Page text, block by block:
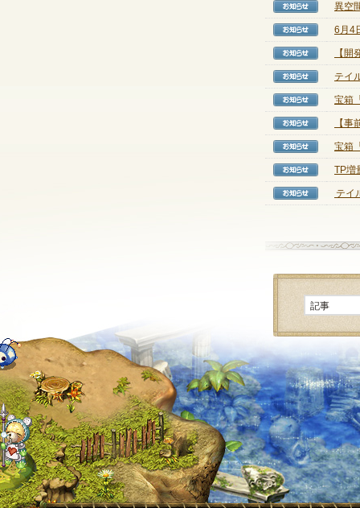
【お
異空
【お
6月4
【お
【
【お
テイ
【お
宝箱
【お
【
【お
宝箱
【お
TP増
【お
テイ